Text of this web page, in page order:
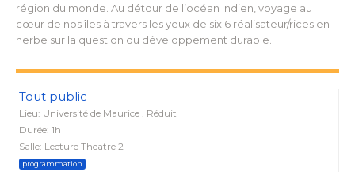
région du monde. Au détour de l’océan Indien, voyage au
cœur de nos îles à travers les yeux de six 6 réalisateur/rices en
herbe sur la question du développement durable.
Tout public
Lieu: Université de Maurice . Réduit
Durée: 1h
Salle: Lecture Theatre 2
programmation